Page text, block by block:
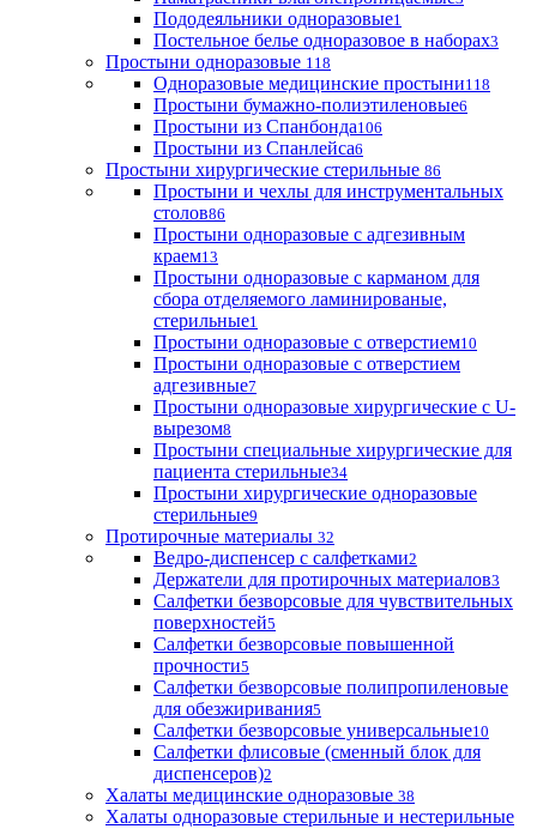
Пододеяльники одноразовые1
Постельное белье одноразовое в наборах3
Простыни одноразовые 118
Одноразовые медицинские простыни118
Простыни бумажно-полиэтиленовые6
Простыни из Спанбонда106
Простыни из Спанлейса6
Простыни хирургические стерильные 86
Простыни и чехлы для инструментальных
столов86
Простыни одноразовые с адгезивным
краем13
Простыни одноразовые с карманом для
сбора отделяемого ламинированые,
стерильные1
Простыни одноразовые с отверстием10
Простыни одноразовые с отверстием
адгезивные7
Простыни одноразовые хирургические с U-
вырезом8
Простыни специальные хирургические для
пациента стерильные34
Простыни хирургические одноразовые
стерильные9
Протирочные материалы 32
Ведро-диспенсер с салфетками2
Держатели для протирочных материалов3
Салфетки безворсовые для чувствительных
поверхностей5
Салфетки безворсовые повышенной
прочности5
Салфетки безворсовые полипропиленовые
для обезжиривания5
Салфетки безворсовые универсальные10
Салфетки флисовые (сменный блок для
диспенсеров)2
Халаты медицинские одноразовые 38
Халаты одноразовые стерильные и нестерильные